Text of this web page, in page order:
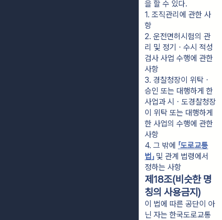
을 할 수 있다.
1. 조직관리에 관한 사
항
2. 운전면허시험의 관
리 및 정기ㆍ수시 적성
검사 사업 수행에 관한
사항
3. 경찰청장이 위탁ㆍ
승인 또는 대행하게 한
사업과 시ㆍ도경찰청장
이 위탁 또는 대행하게
한 사업의 수행에 관한
사항
4. 그 밖에 「도로교통
법」 및 관계 법령에서
정하는 사항
제18조(비슷한 명
칭의 사용금지)
이 법에 따른 공단이 아
닌 자는 한국도로교통